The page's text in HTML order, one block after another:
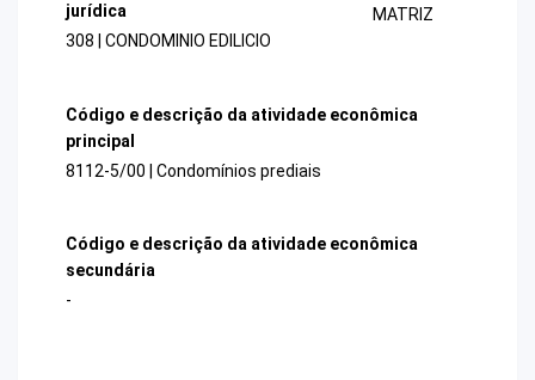
jurídica
308 | CONDOMINIO EDILICIO
MATRIZ
Código e descrição da atividade econômica
principal
8112-5/00 | Condomínios prediais
Código e descrição da atividade econômica
secundária
-